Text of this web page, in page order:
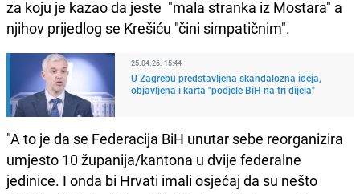
za koju je kazao da jeste "mala stranka iz Mostara" a
njihov prijedlog se Krešiću "čini simpatičnim".
25.04.26. 15:44
U Zagrebu predstavljena skandalozna ideja,
objavljena i karta "podjele BiH na tri dijela"
"A to je da se Federacija BiH unutar sebe reorganizira
umjesto 10 županija/kantona u dvije federalne
jedinice. I onda bi Hrvati imali osjećaj da su nešto